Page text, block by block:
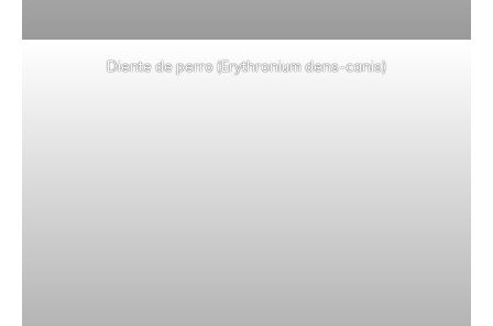
Diente de perro (Erythronium dens-canis)